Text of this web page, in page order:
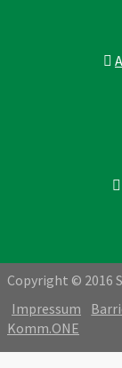
Copyright © 2016
Impressum
Komm.ONE